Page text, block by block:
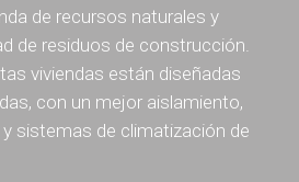
de recursos naturales y
de residuos de construcción.
viviendas están diseñadas
con un mejor aislamiento,
sistemas de climatización de